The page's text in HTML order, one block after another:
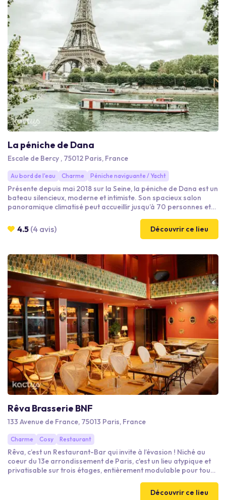
La péniche de Dana
Escale de Bercy , 75012 Paris, France
Au bord de l'eau Charme Péniche naviguante / Yacht
Présente depuis mai 2018 sur la Seine, la péniche de Dana est un
bateau silencieux, moderne et intimiste. Son spacieux salon
panoramique climatisé peut accueillir jusqu’à 70 personnes et
4.5 (4 avis) Découvrir ce lieu
Rêva Brasserie BNF
133 Avenue de France, 75013 Paris, France
Charme Cosy Restaurant
Rêva, c’est un Restaurant-Bar qui invite à l’évasion ! Niché au
coeur du 13e arrondissement de Paris, c'est un lieu atypique et
privatisable sur trois étages, entièrement modulable pour tous
fusion entièrement faite maison : un tour du monde de saveurs
Découvrir ce lieu